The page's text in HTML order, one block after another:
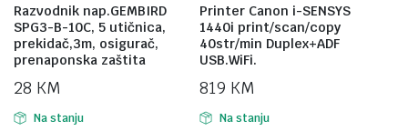
Razvodnik nap.GEMBIRD
SPG3-B-10C, 5 utičnica,
prekidač,3m, osigurač,
prenaponska zaštita
28 KM
Na stanju
Printer Canon i-SENSYS
1440i print/scan/copy
40str/min Duplex+ADF
USB.WiFi.
819 KM
Na stanju